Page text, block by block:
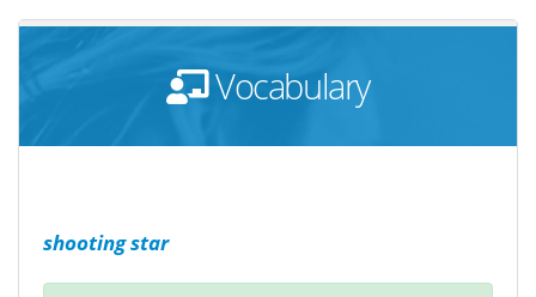
Vocabulary
shooting star